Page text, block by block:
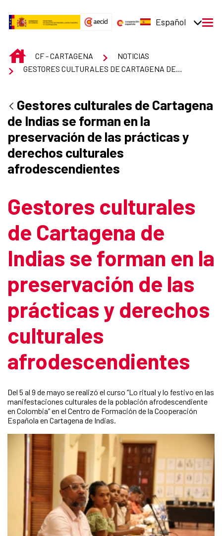
Español
INICIOCF - CARTAGENA
NOTICIAS
GESTORES CULTURALES DE CARTAGENA DE INDIAS SE FORMAN EN LA PRESERVACIÓN DE LAS PRÁCTICAS Y DERECHOS CULTURALES AFRODESCENDIENTES
Gestores culturales de Cartagena
de Indias se forman en la
preservación de las prácticas y
derechos culturales
afrodescendientes
Gestores culturales
de Cartagena de
Indias se forman en la
preservación de las
prácticas y derechos
culturales
afrodescendientes
Del 5 al 9 de mayo se realizó el curso “Lo ritual y lo festivo en las
manifestaciones culturales de la población afrodescendiente
en Colombia” en el Centro de Formación de la Cooperación
Española en Cartagena de Indias.